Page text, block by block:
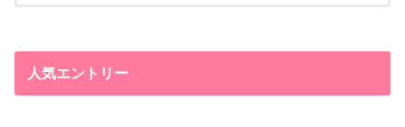
人気エントリー